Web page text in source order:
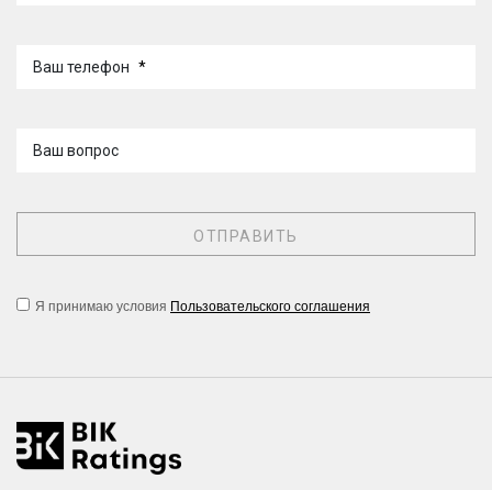
Ваш телефон *
Ваш вопрос
Я принимаю условия Пользовательского соглашения